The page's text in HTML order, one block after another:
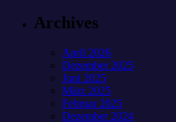
Archives
April 2026
Dezember 2025
Juni 2025
März 2025
Februar 2025
Dezember 2024